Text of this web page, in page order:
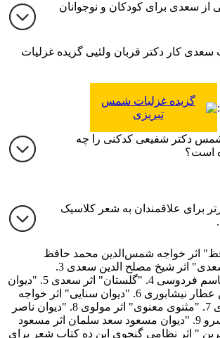
از سعدی برای کودکان و نوجوانان
سعدی کار دکتر قربان ولئیی گزیده غزلیات
گزیده غزلیات شمس
تبریزی
شمس دکتر شفیعی کدکنی را چه
است؟
برای علاقمندان به شعر کلاسیک
حافظ" اثر خواجه شمس‌الدین محمد حافظ
شیرازی 2. "دیوان سعدی" اثر شیخ مصلح الدین سعدی 3.
"شاهنامه" اثر ابوالقاسم فردوسی 4. "گلستان" اثر سعدی 5. "دیوان
عطار" اثر فرید‌الدین عطار نیشابوری 6. "دیوان سنایی" اثر خواجه
عبدالله سنایی غزنوی 7. "مثنوی معنوی" اثر مولوی 8. "دیوان ناصر
خسرو" اثر ناصر خسرو 9. "دیوان مسعود سعد سلمان اثر مسعود
شیرین " اثر نظامی گنجوی این ده کتاب شعر برای